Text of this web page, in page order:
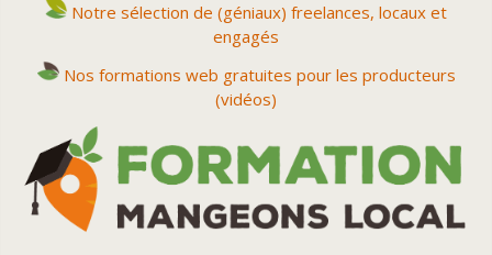
Notre sélection de (géniaux) freelances, locaux et
engagés
Nos formations web gratuites pour les producteurs
(vidéos)